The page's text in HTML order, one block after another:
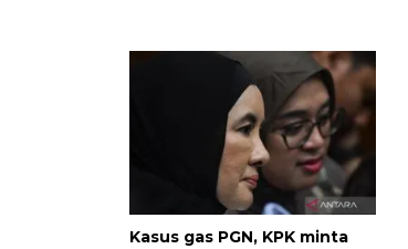
Kasus gas PGN, KPK minta